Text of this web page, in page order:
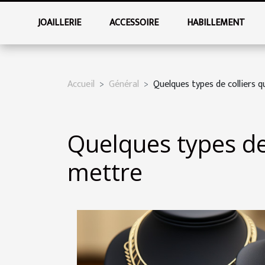
JOAILLERIE ACCESSOIRE HABILLEMENT
Accueil Général Quelques types de colliers
Quelques types
mettre